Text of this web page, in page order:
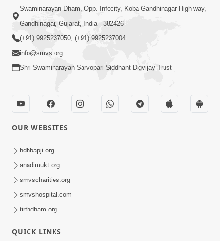
Swaminarayan Dham, Opp. Infocity, Koba-Gandhinagar High way,
Gandhinagar, Gujarat, India - 382426
(+91) 9925237050, (+91) 9925237004
info@smvs.org
Shri Swaminarayan Sarvopari Siddhant Digvijay Trust
OUR WEBSITES
hdhbapji.org
anadimukt.org
smvscharities.org
smvshospital.com
tirthdham.org
QUICK LINKS